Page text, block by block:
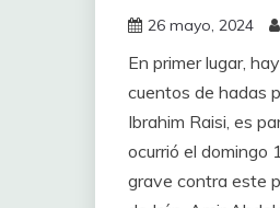
26 mayo, 2024
En primer lugar,
cuentos de hadas
Ibrahim Raisi, es
ocurrió el domingo
grave contra este